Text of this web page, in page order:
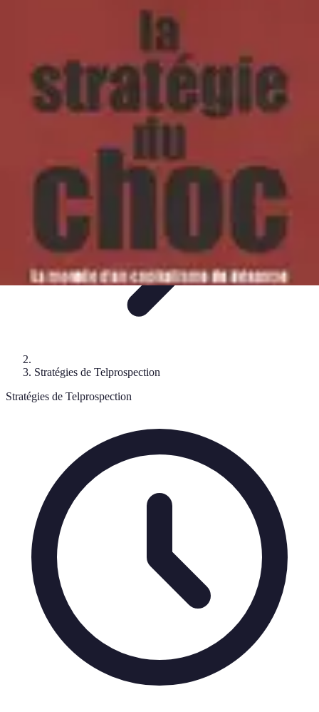
Stratégies de TelprospectionStratégies et
Formation et Développement
Tel Prospection
Stratégies de Telprospection
Stratégies de Telprospection